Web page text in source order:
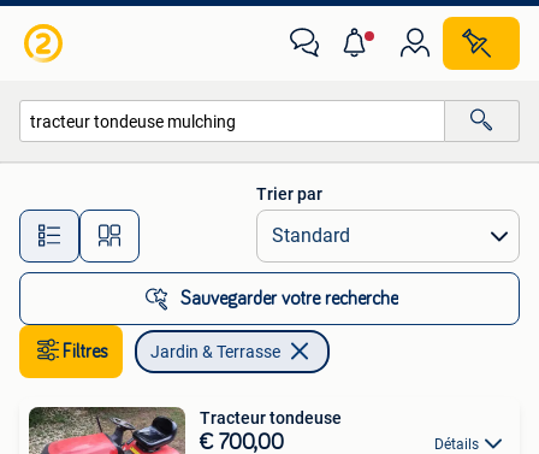
Toutes les distances…
Trier par
Sauvegarder votre recherche
Filtres Jardin & Terrasse
Tracteur tondeuse
€ 700,00 Détails